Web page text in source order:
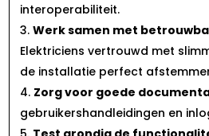
interoperabiliteit.​
Werk samen met
Elektriciens vertrouwd met
de installatie perfect
Zorg voor goede
gebruikershandleidingen en